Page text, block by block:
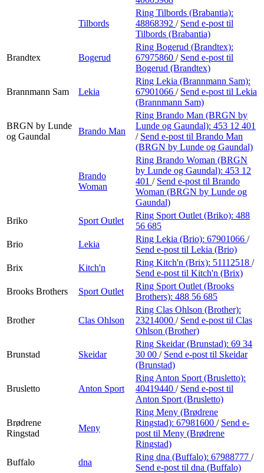
Tilbords
Ring Tilbords (Brabantia):
48868392 / Send e-post til
Tilbords (Brabantia)
Brandtex Bogerud
Ring Bogerud (Brandtex):
67975860 / Send e-post til
Bogerud (Brandtex)
Brannmann Sam Lekia
Ring Lekia (Brannmann Sam):
67901066 / Send e-post til Lekia
(Brannmann Sam)
BRGN by Lunde
og Gaundal
Brando Man
Ring Brando Man (BRGN by
Lunde og Gaundal): 453 12 401
/ Send e-post til Brando Man
(BRGN by Lunde og Gaundal)
Brando
Woman
Ring Brando Woman (BRGN
by Lunde og Gaundal): 453 12
401 / Send e-post til Brando
Woman (BRGN by Lunde og
Gaundal)
Briko
Sport Outlet
Ring Sport Outlet (Briko): 488
56 685
Brio
Lekia
Ring Lekia (Brio): 67901066 /
Send e-post til Lekia (Brio)
Brix
Kitch'n
Ring Kitch'n (Brix): 51112518 /
Send e-post til Kitch'n (Brix)
Brooks Brothers
Sport Outlet
Ring Sport Outlet (Brooks
Brothers): 488 56 685
Brother Clas Ohlson
Ring Clas Ohlson (Brother):
23214000 / Send e-post til Clas
Ohlson (Brother)
Brunstad Skeidar
Ring Skeidar (Brunstad): 69 34
30 00 / Send e-post til Skeidar
(Brunstad)
Brusletto Anton Sport
Ring Anton Sport (Brusletto):
40419440 / Send e-post til
Anton Sport (Brusletto)
Brødrene
Ringstad
Meny
Ring Meny (Brødrene
Ringstad): 67981600 / Send e-
post til Meny (Brødrene
Ringstad)
Buffalo
dna
Ring dna (Buffalo): 67988777 /
Send e-post til dna (Buffalo)